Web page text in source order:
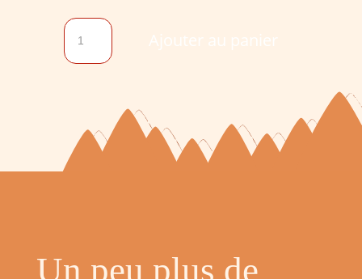
quantité
Le
Ajouter au panier
Un peu plus de